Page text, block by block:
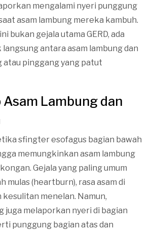
mengalami nyeri punggung
asam lambung mereka kambuh.
bukan gejala utama GERD, ada
antara asam lambung dan
atau pinggang yang patut
Asam Lambung dan
sfingter esofagus bagian bawah
memungkinkan asam lambung
Gejala yang paling umum
mulas (heartburn), rasa asam di
kesulitan menelan. Namun,
juga melaporkan nyeri di bagian
punggung bagian atas dan